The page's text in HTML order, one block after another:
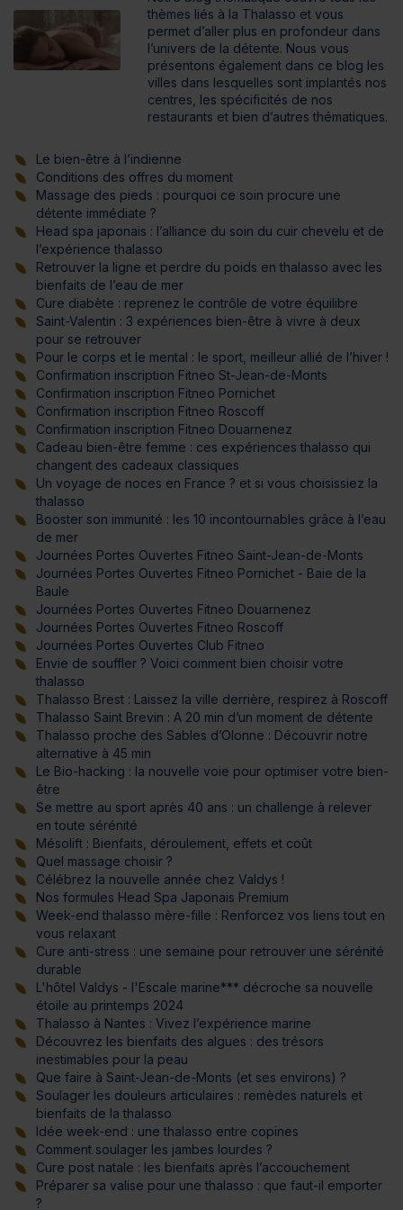
thèmes liés à la Thalasso et vous
permet d’aller plus en profondeur dans
l’univers de la détente. Nous vous
présentons également dans ce blog les
villes dans lesquelles sont implantés nos
centres, les spécificités de nos
restaurants et bien d’autres thématiques.
Le bien-être à l’indienne
Conditions des offres du moment
Massage des pieds : pourquoi ce soin procure une
détente immédiate ?
Head spa japonais : l’alliance du soin du cuir chevelu et de
l’expérience thalasso
Retrouver la ligne et perdre du poids en thalasso avec les
bienfaits de l’eau de mer
Cure diabète : reprenez le contrôle de votre équilibre
Saint-Valentin : 3 expériences bien-être à vivre à deux
pour se retrouver
Pour le corps et le mental : le sport, meilleur allié de l’hiver !
Confirmation inscription Fitneo St-Jean-de-Monts
Confirmation inscription Fitneo Pornichet
Confirmation inscription Fitneo Roscoff
Confirmation inscription Fitneo Douarnenez
Cadeau bien-être femme : ces expériences thalasso qui
changent des cadeaux classiques
Un voyage de noces en France ? et si vous choisissiez la
thalasso
Booster son immunité : les 10 incontournables grâce à l’eau
de mer
Journées Portes Ouvertes Fitneo Saint-Jean-de-Monts
Journées Portes Ouvertes Fitneo Pornichet - Baie de la
Baule
Journées Portes Ouvertes Fitneo Douarnenez
Journées Portes Ouvertes Fitneo Roscoff
Journées Portes Ouvertes Club Fitneo
Envie de souffler ? Voici comment bien choisir votre
thalasso
Thalasso Brest : Laissez la ville derrière, respirez à Roscoff
Thalasso Saint Brevin : A 20 min d’un moment de détente
Thalasso proche des Sables d’Olonne : Découvrir notre
alternative à 45 min
Le Bio-hacking : la nouvelle voie pour optimiser votre bien-
être
Se mettre au sport après 40 ans : un challenge à relever
en toute sérénité
Mésolift : Bienfaits, déroulement, effets et coût
Quel massage choisir ?
Célébrez la nouvelle année chez Valdys !
Nos formules Head Spa Japonais Premium
Week-end thalasso mère-fille : Renforcez vos liens tout en
vous relaxant
Cure anti-stress : une semaine pour retrouver une sérénité
durable
L'hôtel Valdys - l'Escale marine*** décroche sa nouvelle
étoile au printemps 2024
Thalasso à Nantes : Vivez l’expérience marine
Découvrez les bienfaits des algues : des trésors
inestimables pour la peau
Que faire à Saint-Jean-de-Monts (et ses environs) ?
Soulager les douleurs articulaires : remèdes naturels et
bienfaits de la thalasso
Idée week-end : une thalasso entre copines
Comment soulager les jambes lourdes ?
Cure post natale : les bienfaits après l’accouchement
Préparer sa valise pour une thalasso : que faut-il emporter
?